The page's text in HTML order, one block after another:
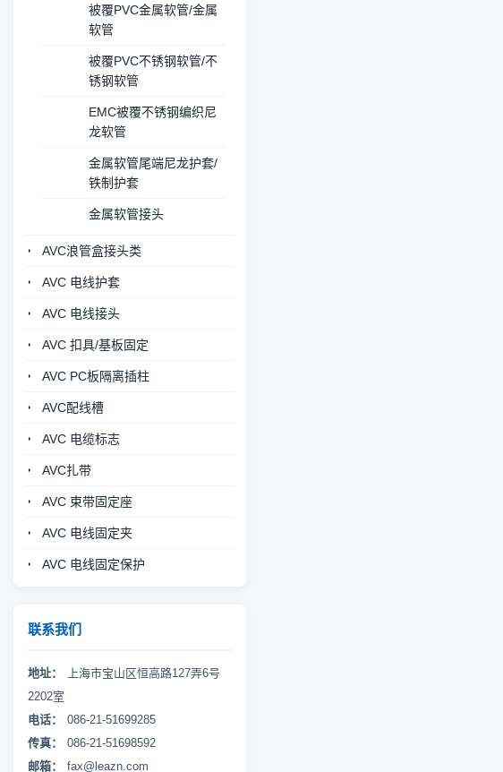
被覆PVC金属软管/金属
软管
被覆PVC不锈钢软管/不
锈钢软管
EMC被覆不锈钢编织尼
龙软管
金属软管尾端尼龙护套/
铁制护套
金属软管接头
AVC浪管盒接头类
AVC 电线护套
AVC 电线接头
AVC 扣具/基板固定
AVC PC板隔离插柱
AVC配线槽
AVC 电缆标志
AVC扎带
AVC 束带固定座
AVC 电线固定夹
AVC 电线固定保护
联系我们
地址：
上海市宝山区恒高路127弄6号
2202室
电话：
086-21-51699285
传真：
086-21-51698592
邮箱：
fax@leazn.com